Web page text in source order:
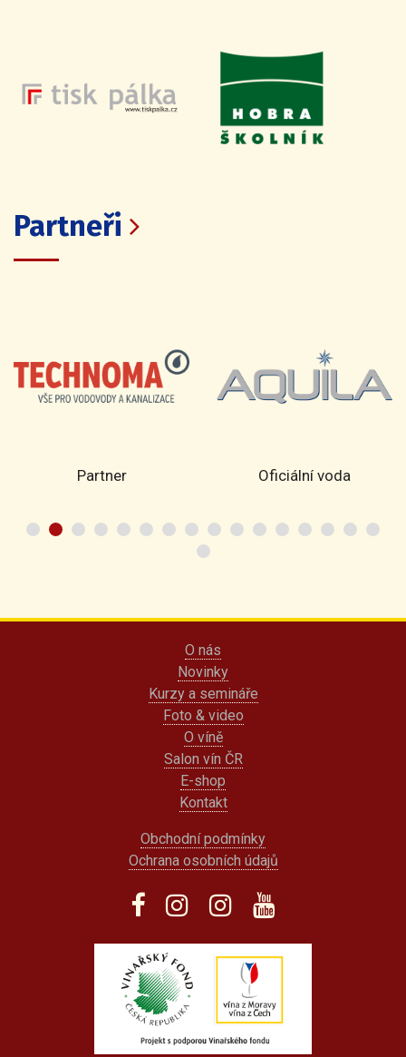
Partneři
Partner Oficiální voda
O nás
Novinky
Kurzy a semináře
Foto & video
O víně
Salon vín ČR
E-shop
Kontakt
Obchodní podmínky
Ochrana osobních údajů